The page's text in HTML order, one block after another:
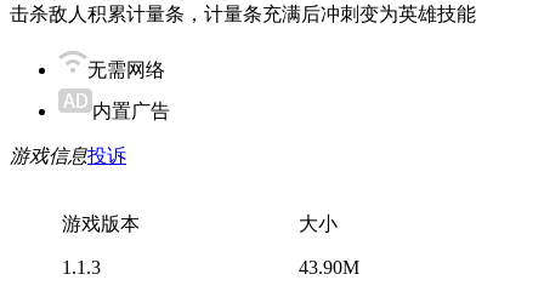
击杀敌人积累计量条，计量条充满后冲刺变为英雄技能
无需网络
内置广告
游戏信息投诉
游戏版本
1.1.3
大小
43.90M